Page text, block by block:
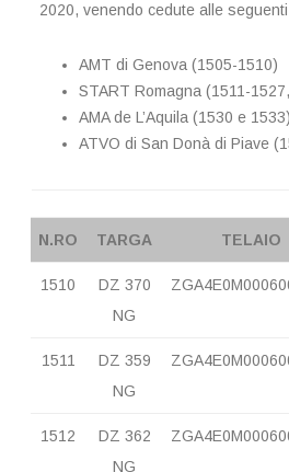
2020, venendo cedute alle
AMT di Genova (1505-1510)
START Romagna (1511-
AMA de L’Aquila (1530 e 1533)
ATVO di San Donà di Piave
N.RO TARGA TELAIO
1510
DZ 370
NG
1511
DZ 359
NG
1512
DZ 362
NG